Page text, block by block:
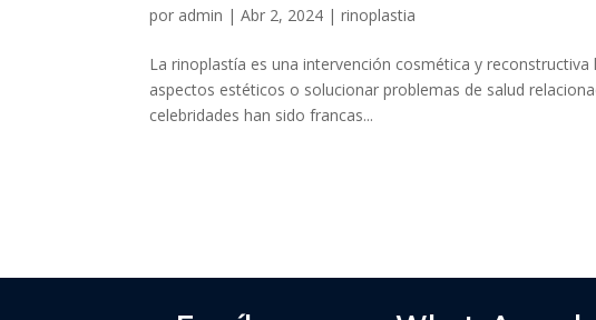
por admin |Abr 2, 2024 |rinoplastia
La rinoplastía es una intervención cosmética y
aspectos estéticos o solucionar problemas de salud
celebridades han sido francas...